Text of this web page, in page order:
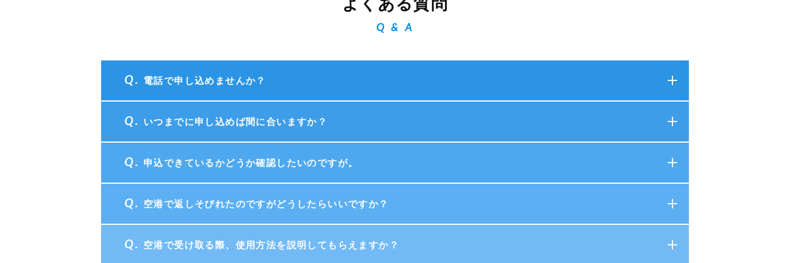
Q & A
電話で申し込めませんか？
いつまでに申し込めば間に合いますか？
申込できているかどうか確認したいのですが。
空港で返しそびれたのですがどうしたらいいですか？
空港で受け取る際、使用方法を説明してもらえますか？